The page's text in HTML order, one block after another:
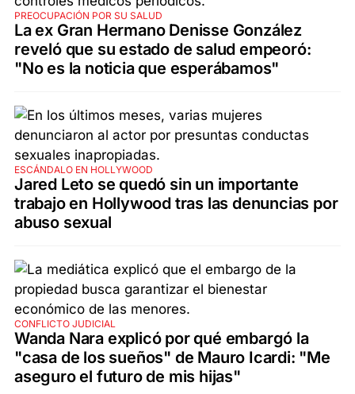
PREOCUPACIÓN POR SU SALUD
La ex Gran Hermano Denisse González
reveló que su estado de salud empeoró:
"No es la noticia que esperábamos"
ESCÁNDALO EN HOLLYWOOD
Jared Leto se quedó sin un importante
trabajo en Hollywood tras las denuncias por
abuso sexual
CONFLICTO JUDICIAL
Wanda Nara explicó por qué embargó la
"casa de los sueños" de Mauro Icardi: "Me
aseguro el futuro de mis hijas"